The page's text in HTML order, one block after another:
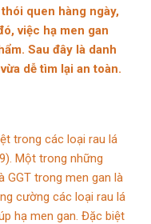
quen hàng ngày,
việc hạ men gan
Sau đây là danh
dễ tìm lại an toàn.
trong các loại rau lá
Một trong những
GGT trong men gan là
cường các loại rau lá
hạ men gan. Đặc biệt